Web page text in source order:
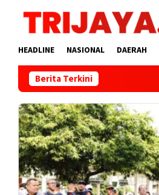
HEADLINE NASIONAL DAERAH
Berita Terkini